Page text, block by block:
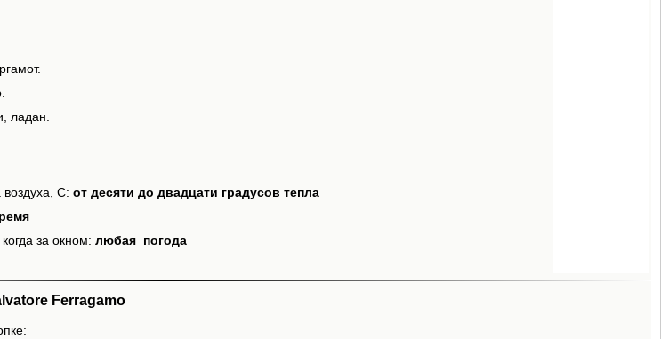
ладан.
С: от десяти до двадцати градусов тепла
за окном: любая_погода
Ferragamo